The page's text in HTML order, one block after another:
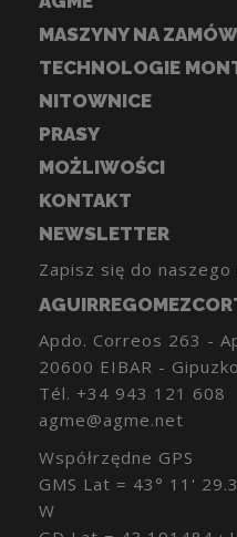
MASZYNY NA
TECHNOLOGIE
NITOWNICE
PRASY
MOŻLIWOŚCI
KONTAKT
NEWSLETTER
Zapisz się do
Apdo. Correos 263 -
20600 EIBAR -
Tél. +34 943 121 608
agme@agme.net
Współrzędne GPS
GMS Lat = 43° 11'
W